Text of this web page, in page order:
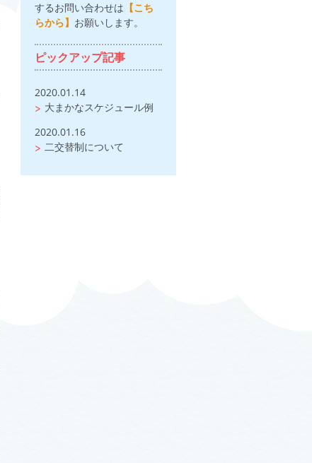
するお問い合わせは 【こち
らから】 お願いします。
ピックアップ記事
2020.01.14
大まかなスケジュール例
2020.01.16
二交替制について